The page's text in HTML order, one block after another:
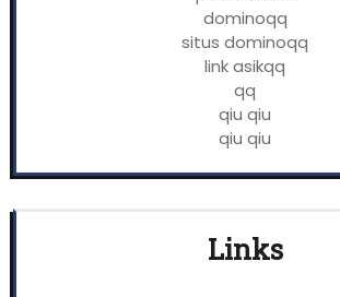
dominoqq
situs dominoqq
link asikqq
qq
qiu qiu
qiu qiu
Links